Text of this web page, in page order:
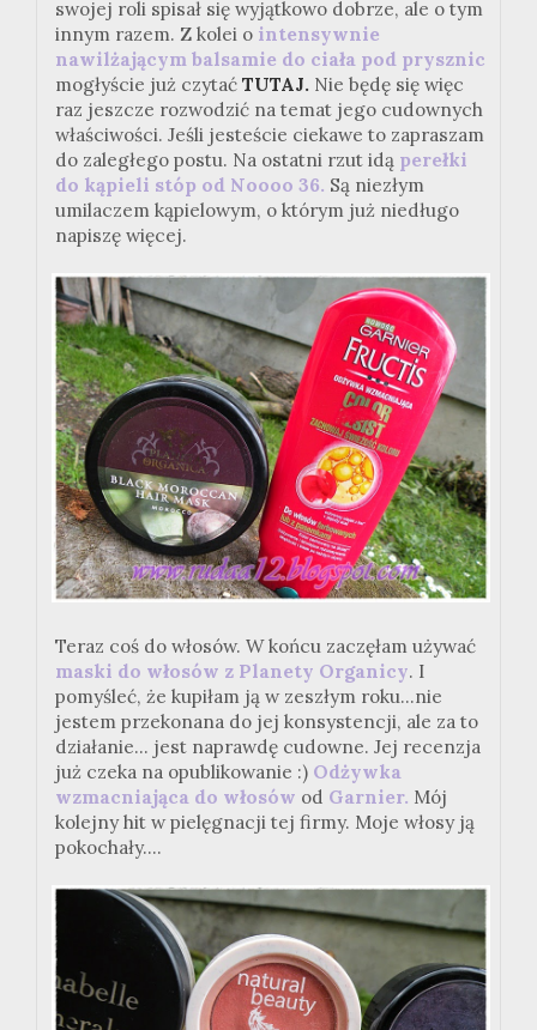
swojej roli spisał się wyjątkowo dobrze, ale o tym
innym razem. Z kolei o intensywnie
nawilżającym balsamie do ciała pod prysznic
mogłyście już czytać TUTAJ. Nie będę się więc
raz jeszcze rozwodzić na temat jego cudownych
właściwości. Jeśli jesteście ciekawe to zapraszam
do zaległego postu. Na ostatni rzut idą perełki
do kąpieli stóp od Noooo 36. Są niezłym
umilaczem kąpielowym, o którym już niedługo
napiszę więcej.
Teraz coś do włosów. W końcu zaczęłam używać
maski do włosów z Planety Organicy. I
pomyśleć, że kupiłam ją w zeszłym roku...nie
jestem przekonana do jej konsystencji, ale za to
działanie... jest naprawdę cudowne. Jej recenzja
już czeka na opublikowanie :) Odżywka
wzmacniająca do włosów od Garnier. Mój
kolejny hit w pielęgnacji tej firmy. Moje włosy ją
pokochały....